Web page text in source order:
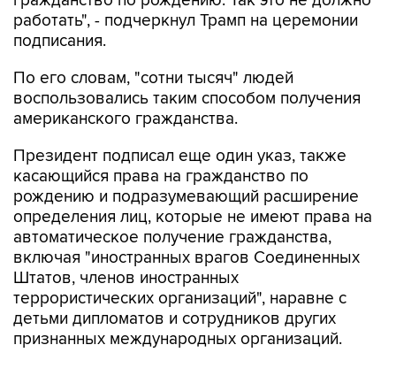
По его словам, "сотни тысяч" людей
американского гражданства.
Президент подписал еще один указ, также
рождению и подразумевающий расширение
определения лиц, которые не имеют права на
автоматическое получение гражданства,
включая "иностранных врагов Соединенных
Штатов, членов иностранных
террористических организаций", наравне с
детьми дипломатов и сотрудников других
признанных международных организаций.
Издание The Hillобращает внимание, что эти